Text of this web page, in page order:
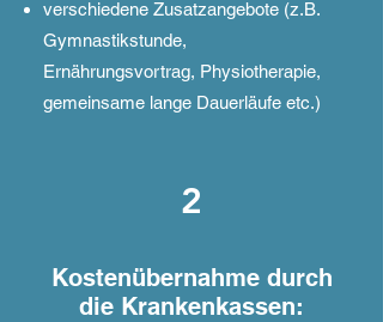
verschiedene Zusatzangebote (z.B.
Gymnastikstunde,
Ernährungsvortrag, Physiotherapie,
gemeinsame lange Dauerläufe etc.)
2
Kostenübernahme durch
die Krankenkassen: